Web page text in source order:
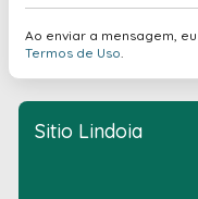
Ao enviar a mensagem,
Termos de Uso
Sitio Lindoia